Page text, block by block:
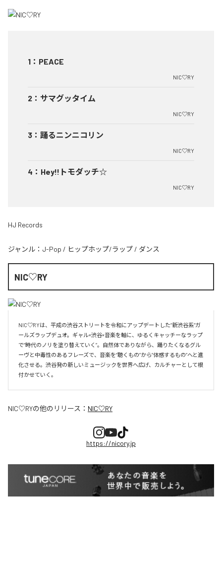
1 ： PEACE
NIC♡RY
2 ： サマグッタイム
NIC♡RY
3 ： 踊るニンニコリン
NIC♡RY
4 ： Hey!!トモダッチ☆
NIC♡RY
HJ Records
ジャンル： J-Pop / ヒップホップ/ラップ / ダンス
NIC♡RY
NIC♡RYは、平成の渋谷ストリートを令和にアップデートした“新渋谷系”ガ
ールズラップデュオ。ギャル×渋谷×音楽を軸に、ゆるくキャッチーなラップ
で“時代のノリを塗り替えていく”。自然体でありながら、踊りたくなるグル
ーヴと中毒性のあるフレーズで、音楽を“聴くもの”から“体感するもの”へと進
化させる。渋谷発の新しいミュージックを世界へ広げ、カルチャーとして根
付かせていく。
NIC♡RYの他のリリース： NIC♡RY
https://nicory.jp